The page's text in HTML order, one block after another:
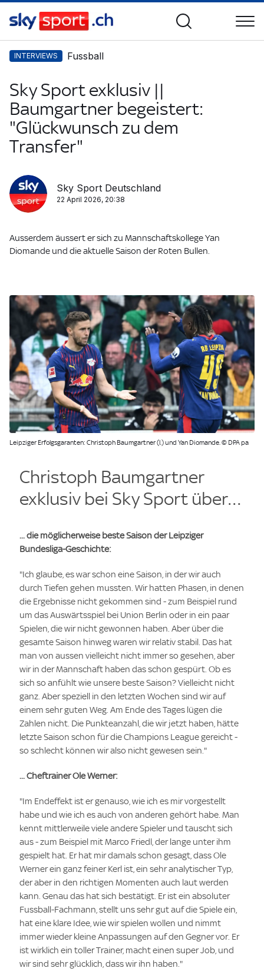
INTERVIEWS Fussball
Sky Sport exklusiv ||
Baumgartner begeistert:
"Glückwunsch zu dem
Transfer"
Sky Sport Deutschland
22 April 2026, 20:38
Ausserdem äussert er sich zu Mannschaftskollege Yan
Diomande und die aktuelle Saison der Roten Bullen.
Leipziger Erfolgsgaranten: Christoph Baumgartner (l.) und Yan Diomande. © DPA pa
Christoph Baumgartner
exklusiv bei Sky Sport über…
... die möglicherweise beste Saison der Leipziger
Bundesliga-Geschichte:
"Ich glaube, es war schon eine Saison, in der wir auch
durch Tiefen gehen mussten. Wir hatten Phasen, in denen
die Ergebnisse nicht gekommen sind - zum Beispiel rund
um das Auswärtsspiel bei Union Berlin oder in ein paar
Spielen, die wir nicht gewonnen haben. Aber über die
gesamte Saison hinweg waren wir relativ stabil. Das hat
man von aussen vielleicht nicht immer so gesehen, aber
wir in der Mannschaft haben das schon gespürt. Ob es
sich so anfühlt wie unsere beste Saison? Vielleicht nicht
ganz. Aber speziell in den letzten Wochen sind wir auf
einem sehr guten Weg. Am Ende des Tages lügen die
Zahlen nicht. Die Punkteanzahl, die wir jetzt haben, hätte
letzte Saison schon für die Champions League gereicht -
so schlecht können wir also nicht gewesen sein."
... Cheftrainer Ole Werner:
"Im Endeffekt ist er genauso, wie ich es mir vorgestellt
habe und wie ich es auch von anderen gehört habe. Man
kennt mittlerweile viele andere Spieler und tauscht sich
aus - zum Beispiel mit Marco Friedl, der lange unter ihm
gespielt hat. Er hat mir damals schon gesagt, dass Ole
Werner ein ganz feiner Kerl ist, ein sehr analytischer Typ,
der aber in den richtigen Momenten auch laut werden
kann. Genau das hat sich bestätigt. Er ist ein absoluter
Fussball-Fachmann, stellt uns sehr gut auf die Spiele ein,
hat eine klare Idee, wie wir spielen wollen und nimmt
immer wieder kleine Anpassungen auf den Gegner vor. Er
ist wirklich ein toller Trainer, macht einen super Job, und
wir sind sehr glücklich, dass wir ihn haben."